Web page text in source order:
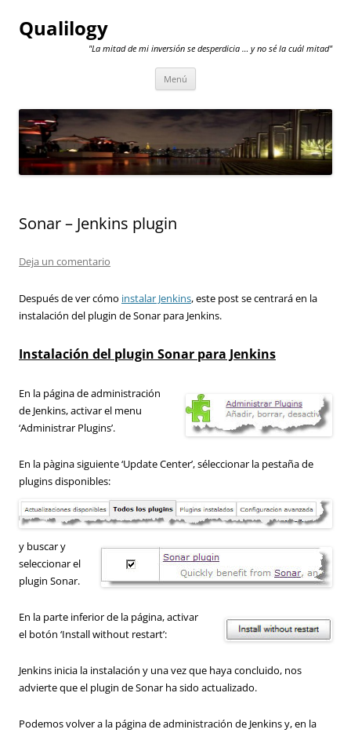
Qualilogy
"La mitad de mi inversión se desperdicia … y no sé la cuál mitad"
Menú
Sonar – Jenkins plugin
Deja un comentario
Después de ver cómo instalar Jenkins, este post se centrará en la
instalación del plugin de Sonar para Jenkins.
Instalación del plugin Sonar para Jenkins
En la página de administración
de Jenkins, activar el menu
‘Administrar Plugins’.
En la pàgina siguiente ‘Update Center’, séleccionar la pestaña de
plugins disponibles:
y buscar y
seleccionar el
plugin Sonar.
En la parte inferior de la página, activar
el botón ‘Install without restart’:
Jenkins inicia la instalación y una vez que haya concluido, nos
advierte que el plugin de Sonar ha sido actualizado.
Podemos volver a la página de administración de Jenkins y, en la